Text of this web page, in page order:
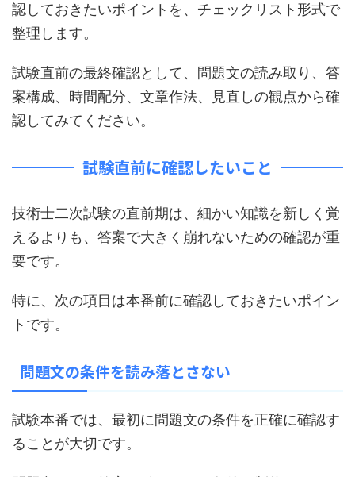
認しておきたいポイントを、チェックリスト形式で
整理します。
試験直前の最終確認として、問題文の読み取り、答
案構成、時間配分、文章作法、見直しの観点から確
認してみてください。
試験直前に確認したいこと
技術士二次試験の直前期は、細かい知識を新しく覚
えるよりも、答案で大きく崩れないための確認が重
要です。
特に、次の項目は本番前に確認しておきたいポイン
トです。
問題文の条件を読み落とさない
試験本番では、最初に問題文の条件を正確に確認す
ることが大切です。